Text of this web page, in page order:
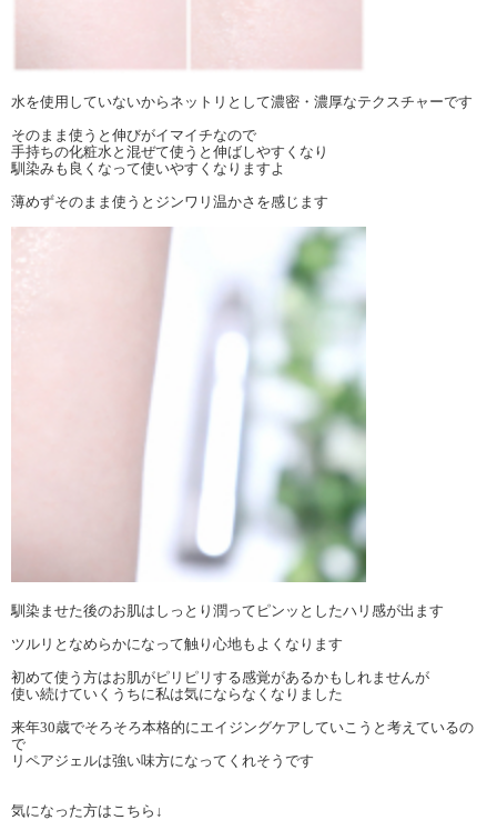
水を使用していないからネットリとして濃密・濃厚なテクスチャーです
そのまま使うと伸びがイマイチなので
手持ちの化粧水と混ぜて使うと伸ばしやすくなり
馴染みも良くなって使いやすくなりますよ
薄めずそのまま使うとジンワリ温かさを感じます
馴染ませた後のお肌はしっとり潤ってピンッとしたハリ感が出ます
ツルリとなめらかになって触り心地もよくなります
初めて使う方はお肌がピリピリする感覚があるかもしれませんが
使い続けていくうちに私は気にならなくなりました
来年30歳でそろそろ本格的にエイジングケアしていこうと考えているの
で
リペアジェルは強い味方になってくれそうです
気になった方はこちら↓